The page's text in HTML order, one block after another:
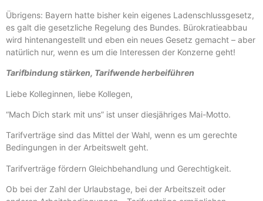
Übrigens: Bayern hatte bisher kein eigenes Ladenschlussgesetz,
es galt die gesetzliche Regelung des Bundes. Bürokratieabbau
wird hintenangestellt und eben ein neues Gesetz gemacht – aber
natürlich nur, wenn es um die Interessen der Konzerne geht!
Tarifbindung stärken, Tarifwende herbeiführen
Liebe Kolleginnen, liebe Kollegen,
“Mach Dich stark mit uns” ist unser diesjähriges Mai-Motto.
Tarifverträge sind das Mittel der Wahl, wenn es um gerechte
Bedingungen in der Arbeitswelt geht.
Tarifverträge fördern Gleichbehandlung und Gerechtigkeit.
Ob bei der Zahl der Urlaubstage, bei der Arbeitszeit oder